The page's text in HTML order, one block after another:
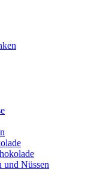
und Nüssen